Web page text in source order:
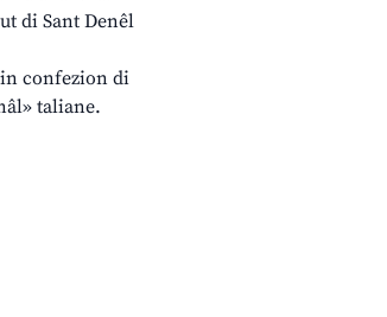
di Sant Denêl
confezion di
taliane.